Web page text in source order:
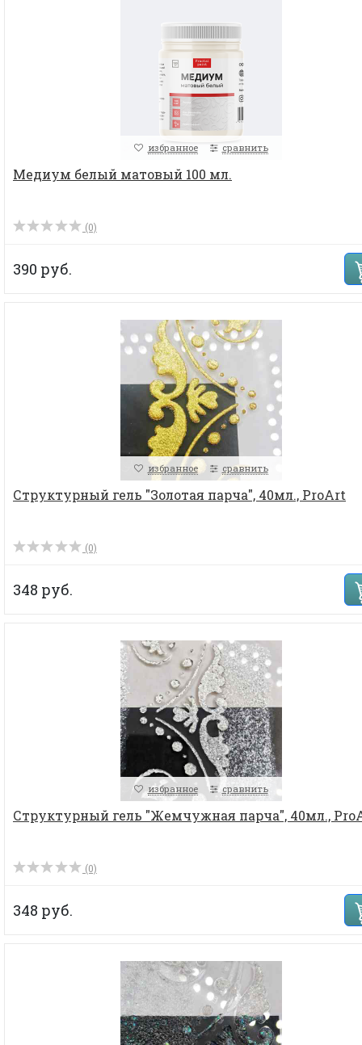
избранное сравнить
Медиум белый матовый 100 мл.
(0)
390 руб.
избранное сравнить
Структурный гель "Золотая парча", 40мл., ProArt
(0)
348 руб.
избранное сравнить
Структурный гель "Жемчужная парча", 40мл.,
(0)
348 руб.